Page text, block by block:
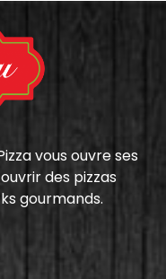
vous ouvre ses
des pizzas
gourmands.